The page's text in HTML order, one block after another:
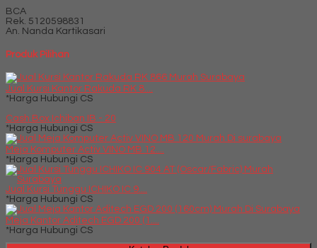
BCA
Rek. 5120598831
An. Nanda Kartikasari
Produk Pilihan
Jual Kursi Kantor Rakuda RK 8....
*Harga Hubungi CS
Cash Box Ichiban IB - 20
*Harga Hubungi CS
Meja Komputer Activ VINO MB 12....
*Harga Hubungi CS
Jual Kursi Tunggu ICHIKO IC 9....
*Harga Hubungi CS
Meja Kantor Aditech EGD 200 (1....
*Harga Hubungi CS